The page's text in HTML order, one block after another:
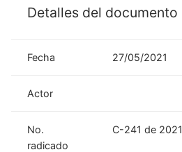
Detalles del documento
Fecha 27/05/2021
Actor
No.
radicado
C-241 de 2021